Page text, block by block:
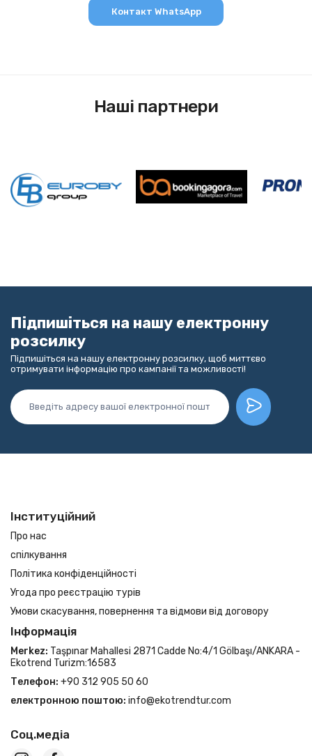
Контакт WhatsApp
Наші партнери
Підпишіться на нашу електронну
розсилку
Підпишіться на нашу електронну розсилку, щоб миттєво
отримувати інформацію про кампанії та можливості!
Інституційний
Про нас
спілкування
Політика конфіденційності
Угода про реєстрацію турів
Умови скасування, повернення та відмови від договору
Інформація
Merkez: Taşpınar Mahallesi 2871 Cadde No:4/1 Gölbaşı/ANKARA -
Ekotrend Turizm:16583
Телефон: +90 312 905 50 60
електронною поштою: info@ekotrendtur.com
Соц.медіа